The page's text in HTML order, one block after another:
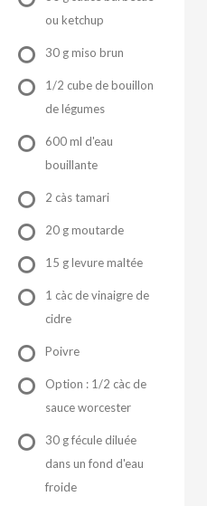
ou ketchup
30 g miso brun
1/2 cube de bouillon
de légumes
600 ml d'eau
bouillante
2 càs tamari
20 g moutarde
15 g levure maltée
1 càc de vinaigre de
cidre
Poivre
Option : 1/2 càc de
sauce worcester
30 g fécule diluée
dans un fond d'eau
froide